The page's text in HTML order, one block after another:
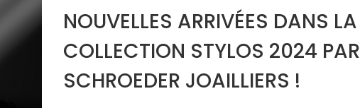
NOUVELLES ARRIVÉES DANS LA
COLLECTION STYLOS 2024 PAR
SCHROEDER JOAILLIERS !